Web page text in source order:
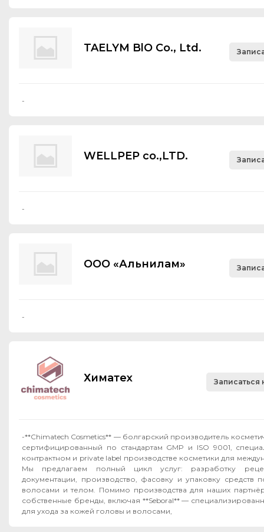
TAELYM BlO Со., Ltd.
-
WELLPEP co.,LTD.
-
ООО «Альнилам»
-
Химатех Записаться
-**Chimatech Cosmetics** — болгарский производитель
сертифицированный по стандартам GMP и ISO 9001,
контрактном и private label производстве косметики для
Мы предлагаем полный цикл услуг: разработку
документации, производство, фасовку и упаковку средств
волосами и телом. Помимо производства для наших партнёров, мы развиваем
собственные бренды, включая **Seboral** —
для ухода за кожей головы и волосами,